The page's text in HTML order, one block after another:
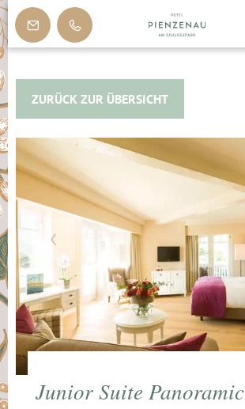
ZURÜCK ZUR ÜBERSICHT
Junior Suite Panoramic